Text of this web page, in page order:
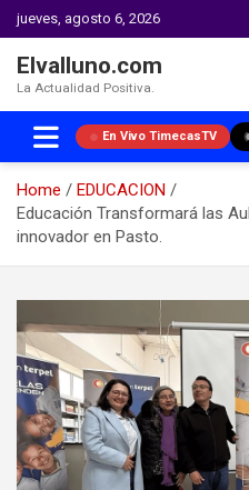
jueves, agosto 6, 2026
Elvalluno.com
La Actualidad Positiva.
En Vivo TimecasTV
Home
EDUCACION
Educación Transformará las
innovador en Pasto.
content